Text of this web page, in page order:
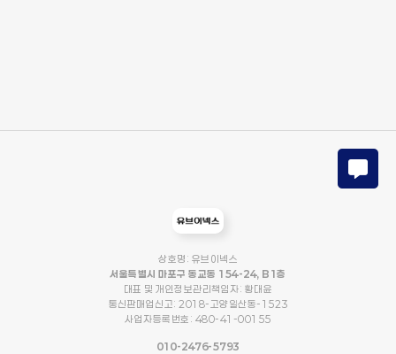
상호명: 유브이넥스
서울특별시 마포구 동교동 154-24, B1층
대표 및 개인정보관리책임자: 황대윤
통신판매업신고: 2018-고양일산동-1523
사업자등록번호: 480-41-00155
010-2476-5793